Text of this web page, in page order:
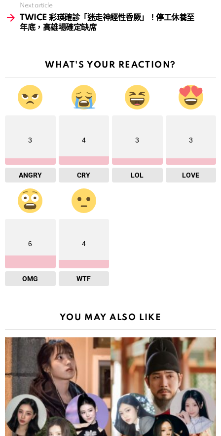
Next article
TWICE 彩瑛確診「迷走神經性昏厥」！停工休養至
年底，高雄場確定缺席
WHAT'S YOUR REACTION?
3
ANGRY
4
CRY
3
LOL
3
LOVE
6
OMG
4
WTF
YOU MAY ALSO LIKE